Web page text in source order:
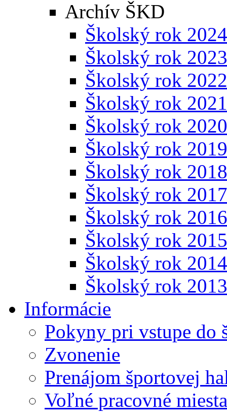
Archív ŠKD
Školský rok
Školský rok
Školský rok
Školský rok
Školský rok
Školský rok
Školský rok
Školský rok
Školský rok
Školský rok
Školský rok
Školský rok
Informácie
Pokyny pri vstupe do
Zvonenie
Prenájom športovej
Voľné pracovné miesta